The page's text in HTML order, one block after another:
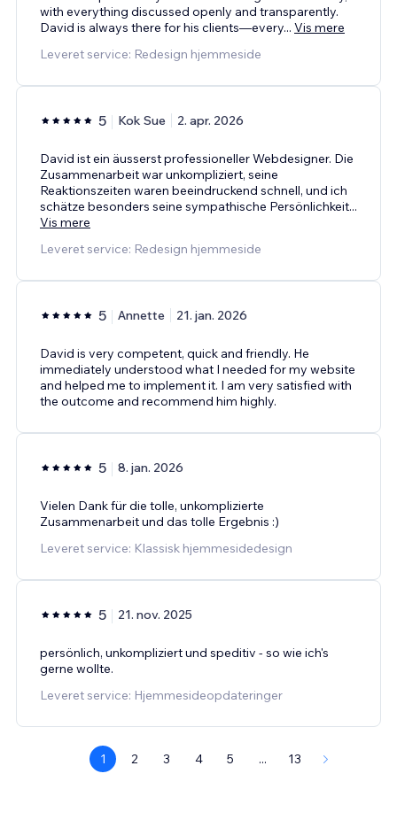
with everything discussed openly and transparently.
David is always there for his clients—every... Vis mere
Leveret service: Redesign hjemmeside
5 Kok Sue 2. apr. 2026
David ist ein äusserst professioneller Webdesigner. Die
Zusammenarbeit war unkompliziert, seine
Reaktionszeiten waren beeindruckend schnell, und ich
schätze besonders seine sympathische Persönlichkeit...
Vis mere
Leveret service: Redesign hjemmeside
5 Annette 21. jan. 2026
David is very competent, quick and friendly. He
immediately understood what I needed for my website
and helped me to implement it. I am very satisfied with
the outcome and recommend him highly.
5 8. jan. 2026
Vielen Dank für die tolle, unkomplizierte
Zusammenarbeit und das tolle Ergebnis :)
Leveret service: Klassisk hjemmesidedesign
5 21. nov. 2025
persönlich, unkompliziert und speditiv - so wie ich's
gerne wollte.
Leveret service: Hjemmesideopdateringer
1 2 3 4 5 ... 13